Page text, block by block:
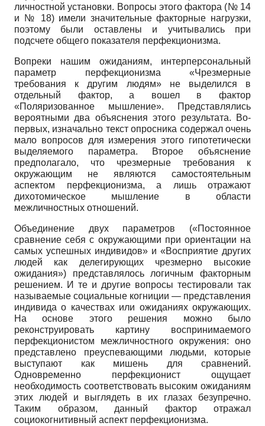
личностной установки. Вопросы этого фактора (№ 14
и № 18) имели значительные факторные нагрузки,
поэтому были оставлены и учитывались при
подсчете общего показателя перфекционизма.
Вопреки нашим ожиданиям, интерперсональный
параметр перфек­ционизма «Чрезмерные
требования к другим людям» не выделился в
отдельный фактор, а вошел в фактор
«Поляризованное мышление». Представлялись
вероятными два объяснения этого результата. Во-
первых, изначально текст опросника содержал очень
мало вопросов для измерения этого гипотетически
выделяемого параметра. Второе объяснение
предполагало, что чрезмерные требования к
окружающим не являются самостоятельным
аспектом перфекционизма, а лишь отражают
дихотомическое мышление в области
межличностных отношений.
Объединение двух параметров («Постоянное
сравнение себя с окружающими при ориентации на
самых успешных индивидов» и «Восприятие других
людей как делегирующих чрезмерно высокие
ожидания») представлялось логичным факторным
решением. И те и другие вопросы тестировали так
называемые социальные когниции — представления
индивида о качествах или ожиданиях окружающих.
На основе этого решения можно было
реконструировать картину воспринимаемого
перфекциони­стом межличностного окружения: оно
представлено преуспевающими людьми, которые
выступают как мишень для сравнений.
Одновременно перфекционист ощущает
необходимость соответствовать высоким ожиданиям
этих людей и выглядеть в их глазах безупречно.
Таким образом, данный фактор отражал
социокогнитивный аспект перфекционизма.